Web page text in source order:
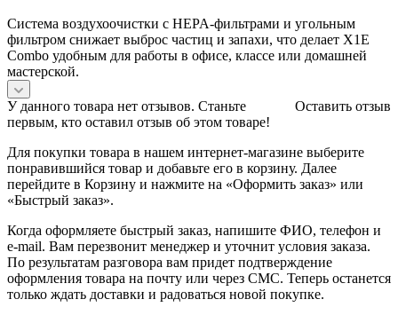
Система воздухоочистки с HEPA‑фильтрами и угольным
фильтром снижает выброс частиц и запахи, что делает X1E
Combo удобным для работы в офисе, классе или домашней
мастерской.
Оставить отзыв
У данного товара нет отзывов. Станьте
первым, кто оставил отзыв об этом товаре!
Для покупки товара в нашем интернет-магазине выберите
понравившийся товар и добавьте его в корзину. Далее
перейдите в Корзину и нажмите на «Оформить заказ» или
«Быстрый заказ».
Когда оформляете быстрый заказ, напишите ФИО, телефон и
e-mail. Вам перезвонит менеджер и уточнит условия заказа.
По результатам разговора вам придет подтверждение
оформления товара на почту или через СМС. Теперь останется
только ждать доставки и радоваться новой покупке.